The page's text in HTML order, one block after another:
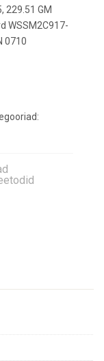
229.51 GM
0710